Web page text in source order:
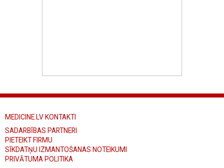
MEDICINE.LV KONTAKTI
SADARBĪBAS PARTNERI
PIETEIKT FIRMU
SĪKDATŅU IZMANTOŠANAS NOTEIKUMI
PRIVĀTUMA POLITIKA